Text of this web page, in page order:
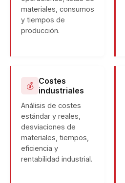
materiales, consumos
y tiempos de
producción.
💰 Costes
industriales
Análisis de costes
estándar y reales,
desviaciones de
materiales, tiempos,
eficiencia y
rentabilidad industrial.